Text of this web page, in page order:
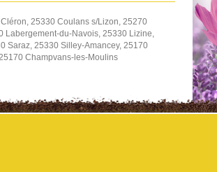
25330 Coulans s/Lizon, 25270
Labergement-du-Navois, 25330 Lizine,
Saraz, 25330 Silley-Amancey, 25170
Champvans-les-Moulins